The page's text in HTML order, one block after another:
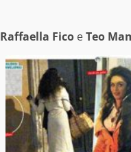
Raffaella Fico eTeo